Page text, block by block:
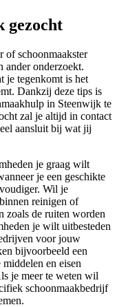
gezocht
of schoonmaakster
ander onderzoekt.
je tegenkomt is het
Dankzij deze tips is
in Steenwijk te
zal je altijd in contact
aansluit bij wat jij
je graag wilt
je een geschikte
Wil je
reinigen of
zoals de ruiten worden
je wilt uitbesteden
voor jouw
bijvoorbeeld een
en eisen
je meer te weten wil
schoonmaakbedrijf